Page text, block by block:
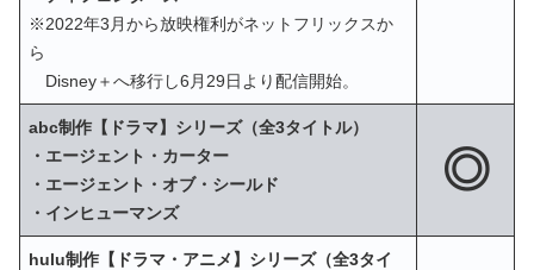
※2022年3月から放映権利がネットフリックスか
ら
Disney＋へ移行し6月29日より配信開始。
abc制作【ドラマ】シリーズ（全3タイトル）
・エージェント・カーター
・エージェント・オブ・シールド
・インヒューマンズ
◎
hulu制作【ドラマ・アニメ】シリーズ（全3タイ